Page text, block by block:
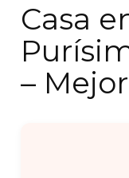
Casa
–